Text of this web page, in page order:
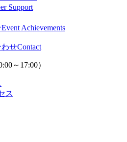
Support
Event Achievements
せContact
～17:00）
ス